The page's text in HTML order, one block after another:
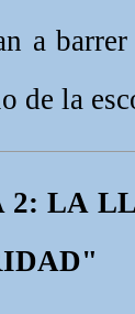
a
de la
2: LA